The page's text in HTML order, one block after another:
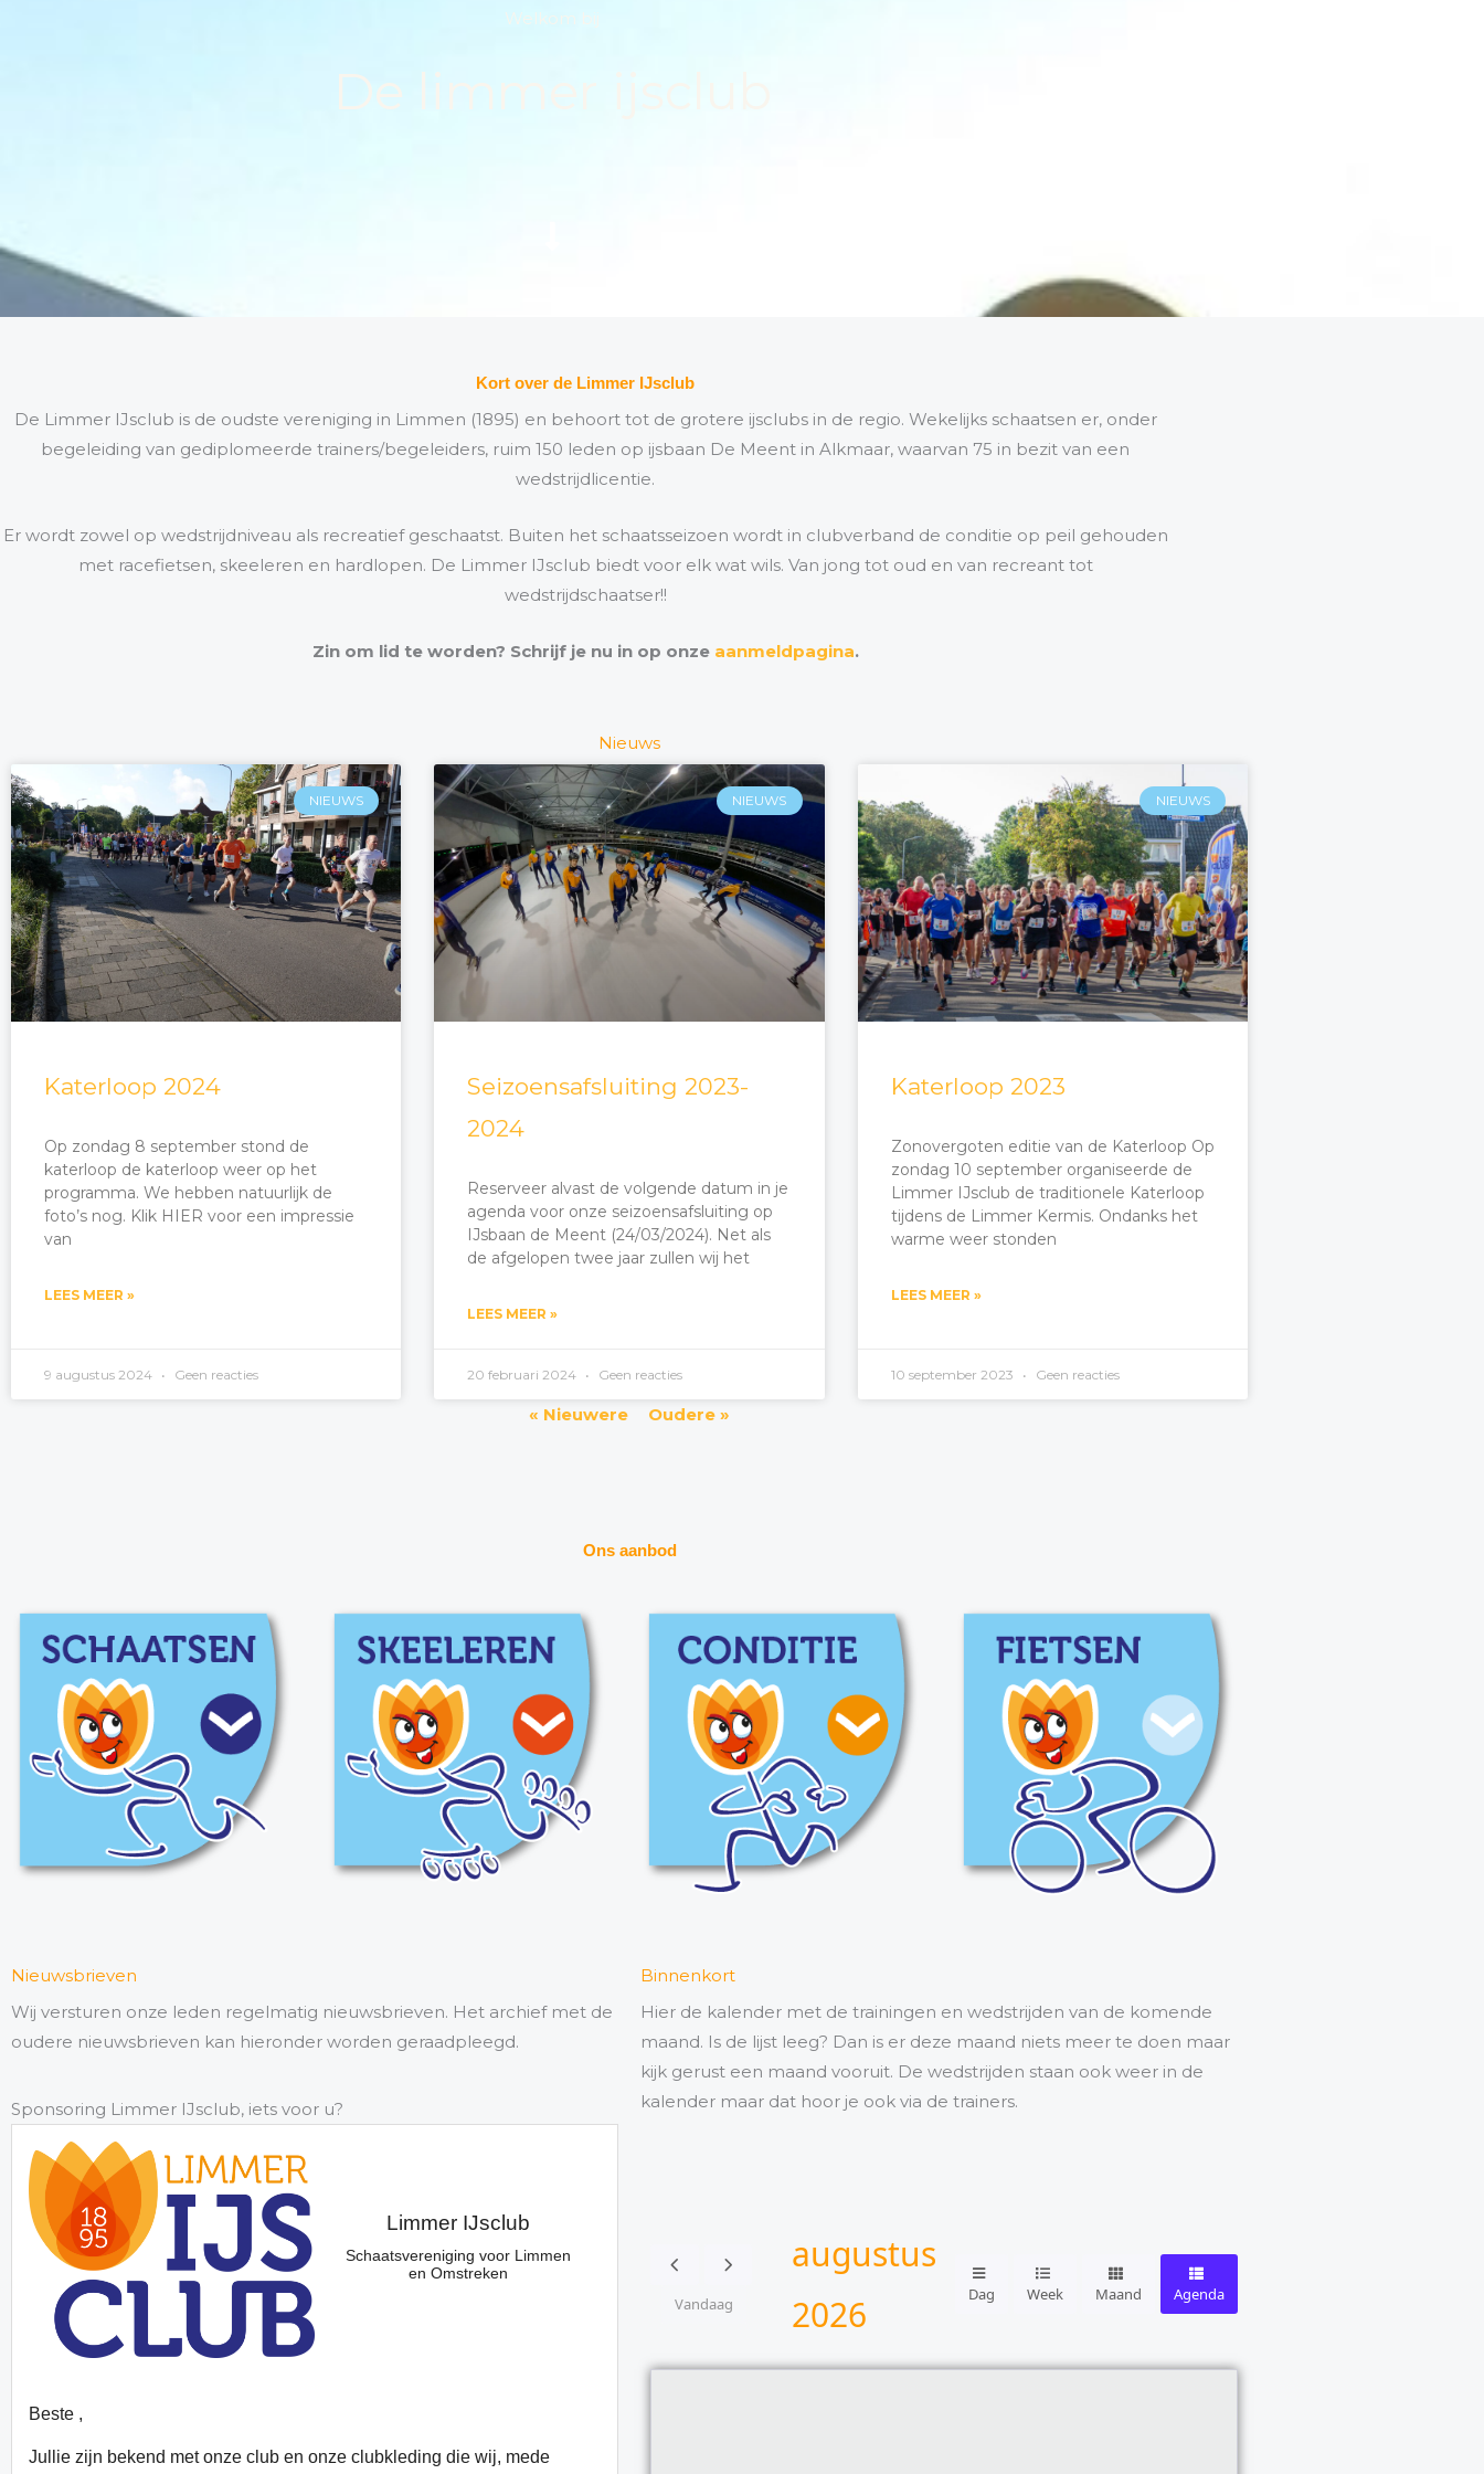
Welkom bij
De limmer ijsclub
Kort over de Limmer IJsclub
De Limmer IJsclub is de oudste vereniging in Limmen (1895) en behoort tot de grotere ijsclubs in de regio. Wekelijks schaatsen er, onder
begeleiding van gediplomeerde trainers/begeleiders, ruim 150 leden op ijsbaan De Meent in Alkmaar, waarvan 75 in bezit van een
wedstrijdlicentie.
Er wordt zowel op wedstrijdniveau als recreatief geschaatst. Buiten het schaatsseizoen wordt in clubverband de conditie op peil gehouden
met racefietsen, skeeleren en hardlopen. De Limmer IJsclub biedt voor elk wat wils. Van jong tot oud en van recreant tot
wedstrijdschaatser!!
Zin om lid te worden? Schrijf je nu in op onze aanmeldpagina.
Nieuws
NIEUWS
Katerloop 2024
Op zondag 8 september stond de
katerloop de katerloop weer op het
programma. We hebben natuurlijk de
foto’s nog. Klik HIER voor een impressie
van
LEES MEER »
9 augustus 2024 Geen reacties
NIEUWS
Seizoensafsluiting 2023-
2024
Reserveer alvast de volgende datum in je
agenda voor onze seizoensafsluiting op
IJsbaan de Meent (24/03/2024). Net als
de afgelopen twee jaar zullen wij het
LEES MEER »
20 februari 2024 Geen reacties
NIEUWS
Katerloop 2023
Zonovergoten editie van de Katerloop Op
zondag 10 september organiseerde de
Limmer IJsclub de traditionele Katerloop
tijdens de Limmer Kermis. Ondanks het
warme weer stonden
LEES MEER »
10 september 2023 Geen reacties
« Nieuwere Oudere »
Ons aanbod
Nieuwsbrieven
Wij versturen onze leden regelmatig nieuwsbrieven. Het archief met de
oudere nieuwsbrieven kan hieronder worden geraadpleegd.
Sponsoring Limmer IJsclub, iets voor u?
Binnenkort
Hier de kalender met de trainingen en wedstrijden van de komende
maand. Is de lijst leeg? Dan is er deze maand niets meer te doen maar
kijk gerust een maand vooruit. De wedstrijden staan ook weer in de
kalender maar dat hoor je ook via de trainers.
Vandaag
augustus
2026
Dag Week Maand Agenda